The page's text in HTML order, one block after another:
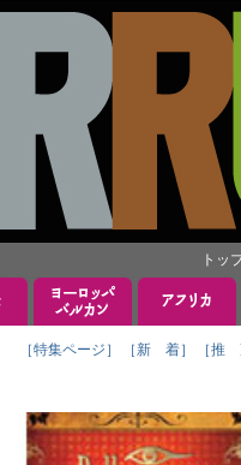
トッ
［特集ページ］ ［新 着］ ［推